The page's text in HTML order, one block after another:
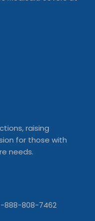
raising
for those with
needs.
888-808-7462